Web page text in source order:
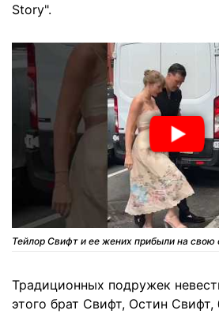
Story".
Тейлор Свифт и ее жених прибыли на свою
Традиционных подружек
этого брат Свифт, Остин